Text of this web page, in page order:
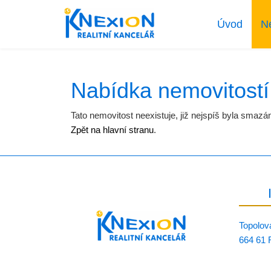
Úvod
Nabídka nemovitostí
Tato nemovitost neexistuje, již nejspíš byla
Zpět na hlavní stranu.
664 61